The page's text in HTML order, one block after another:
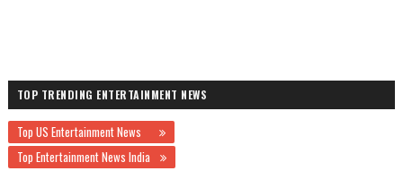
TOP TRENDING ENTERTAINMENT NEWS
Top US Entertainment News
Top Entertainment News India